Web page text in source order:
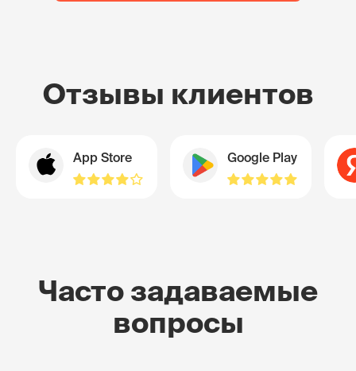
Отзывы клиентов
App Store Google Play
Часто задаваемые
вопросы